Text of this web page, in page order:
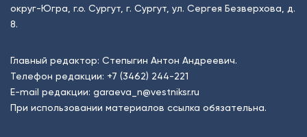
округ-Югра, г.о. Сургут, г. Сургут, ул. Сергея Безверхова, д.
8.
Главный редактор: Степыгин Антон Андреевич.
Телефон редакции: +7 (3462) 244-221
E-mail редакции: garaeva_n@vestniksr.ru
При использовании материалов ссылка обязательна.